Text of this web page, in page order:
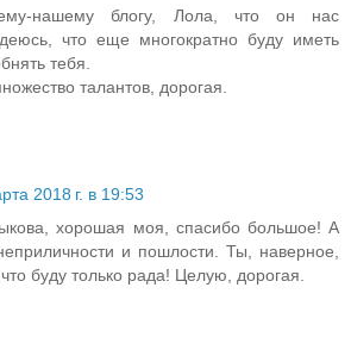
нашему блогу, Лола, что он нас
что еще многократно буду иметь
тебя.
талантов, дорогая.
2018 г. в 19:53
хорошая моя, спасибо большое! А
и пошлости. Ты, наверное,
буду только рада! Целую, дорогая.